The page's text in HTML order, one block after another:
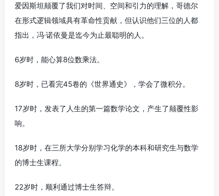
爱因斯坦颠覆了我们对时间、空间和引力的理解，哥德尔
在形式逻辑领域具有革命性贡献，但认识他们三位的人都
指出，冯·诺依曼是迄今为止最聪明的人。
6岁时，能心算8位数乘法。
8岁时，已看完45卷的《世界通史》，学会了微积分。
17岁时，发表了人生的第一篇数学论文，产生了颠覆性影
响。
18岁时，在三所大学分别学习化学的本科和研究生与数学
的博士生课程。
22岁时，顺利通过博士生答辩。